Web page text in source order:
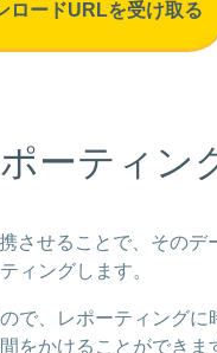
ーティン
させることで、そのデ
ィングします。
で、レポーティングに
をかけることができま